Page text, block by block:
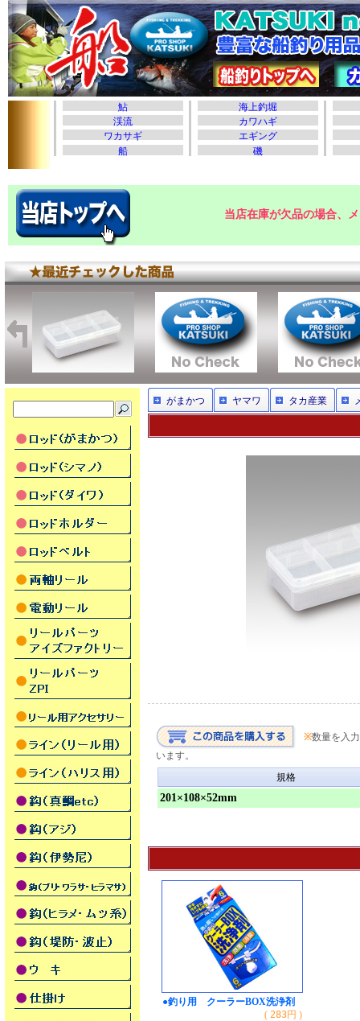
当店在庫が欠品の場合、
がまかつ ヤマワ タカ産業
※数量を入
います。
規格
201×108×52mm
●釣り用 クーラーBOX洗浄剤
( 283円 )